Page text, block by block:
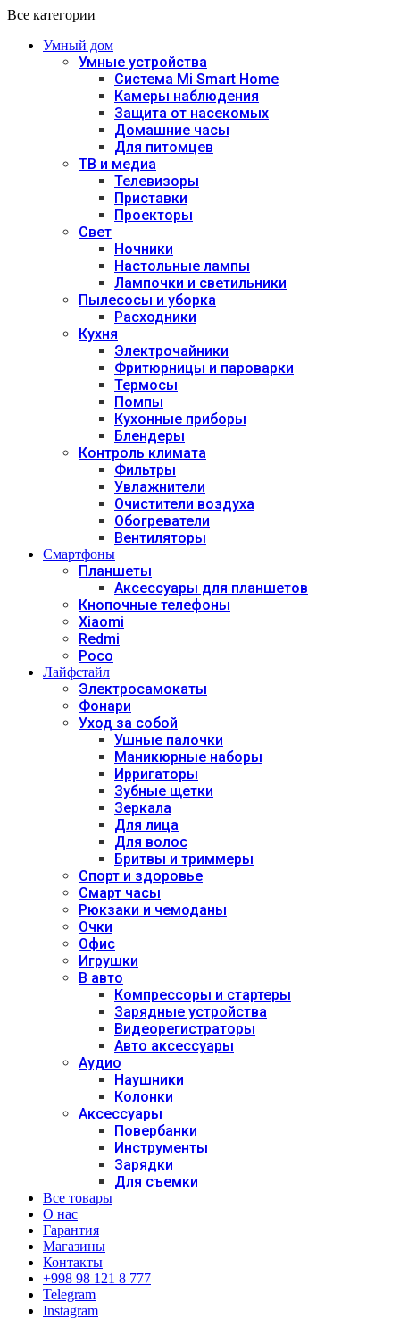
Все категории
Умный дом
Умные устройства
Система Mi Smart Home
Камеры наблюдения
Защита от насекомых
Домашние часы
Для питомцев
ТВ и медиа
Телевизоры
Приставки
Проекторы
Свет
Ночники
Настольные лампы
Лампочки и светильники
Пылесосы и уборка
Расходники
Кухня
Электрочайники
Фритюрницы и пароварки
Термосы
Помпы
Кухонные приборы
Блендеры
Контроль климата
Фильтры
Увлажнители
Очистители воздуха
Обогреватели
Вентиляторы
Смартфоны
Планшеты
Аксессуары для планшетов
Кнопочные телефоны
Xiaomi
Redmi
Poco
Лайфстайл
Электросамокаты
Фонари
Уход за собой
Ушные палочки
Маникюрные наборы
Ирригаторы
Зубные щетки
Зеркала
Для лица
Для волос
Бритвы и триммеры
Спорт и здоровье
Смарт часы
Рюкзаки и чемоданы
Очки
Офис
Игрушки
В авто
Компрессоры и стартеры
Зарядные устройства
Видеорегистраторы
Авто аксессуары
Аудио
Наушники
Колонки
Аксессуары
Повербанки
Инструменты
Зарядки
Для съемки
Все товары
О нас
Гарантия
Магазины
Контакты
+998 98 121 8 777
Telegram
Instagram